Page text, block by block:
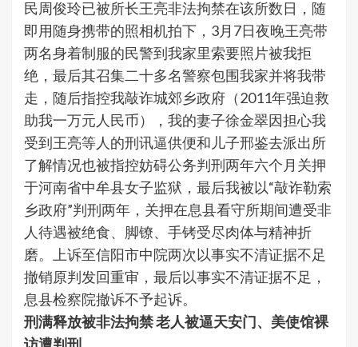
民周俊玲已被所长王亮非法拘禁在该所数日，随
即用随身携带的照相机拍下，3月7日夜晚王亮带
两名身着制服的民警到我家里索要照片被我拒
绝，最后其召集二十多名警察包围我家并将我带
走，随后指控我敲诈城郊乡政府（2011年强迫救
助我一万元人民币），我的妻子徐金翠因担心我
受到王亮等人的刑讯逼供便和儿子邢鉴去派出所
了解情况也被指控妨碍公务判刑两年六个月关押
于河南省中牟县女子监狱，最后我被以“敲诈勒索
乡政府”判刑两年，关押在息县看守所期间遭受非
人待遇被绝食、脚镣、手铐受尽肉体与精神折
磨。上诉至信阳市中院两次以事实不清证据不足
撤销原判发回重审，最后以事实不清证据不足，
息县检察院撤诉不予起诉。
刑满释放被非法拘禁 老人被逼天安门、美使馆裸